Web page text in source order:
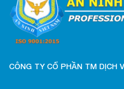
CÔNG TY CỔ PHẦN TM DỊCH